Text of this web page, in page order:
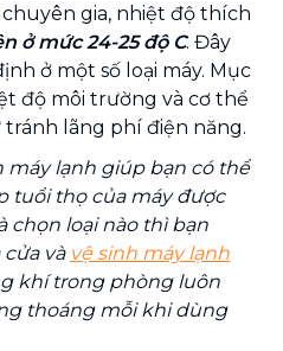
gia, nhiệt độ thích
ở mức 24-25 độ C. Đây
ở một số loại máy. Mục
độ môi trường và cơ thể
lãng phí điện năng.
máy lạnh giúp bạn có thể
tuổi thọ của máy được
chọn loại nào thì bạn
và vệ sinh máy lạnh
khí trong phòng luôn
thoáng mỗi khi dùng